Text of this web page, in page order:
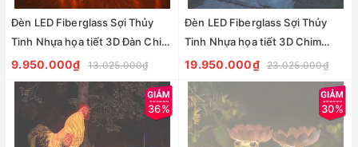
Đèn LED Fiberglass Sợi Thủy
Tinh Nhựa họa tiết 3D Đàn Chim
Hồng Hạc Flamingos phát sáng
Zalaa dành cho Dự án Vườn Ánh
Sáng
9.950.000₫ 13.025.000₫
Đèn LED Fiberglass Sợi Thủy
Tinh Nhựa họa tiết 3D Chim
Công Peacock phát sáng Zalaa
dành cho Dự án Vườn Ánh Sáng
19.950.000₫ 23.025.000₫
36% 30%